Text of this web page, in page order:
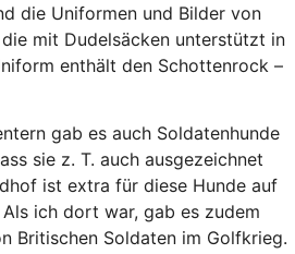
die Uniformen und Bilder von
mit Dudelsäcken unterstützt in
enthält den Schottenrock –
gab es auch Soldatenhunde
sie z. T. auch ausgezeichnet
ist extra für diese Hunde auf
ich dort war, gab es zudem
Britischen Soldaten im Golfkrieg.